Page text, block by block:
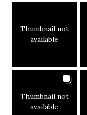
Thumbnail not
available
Thumbnail not
available